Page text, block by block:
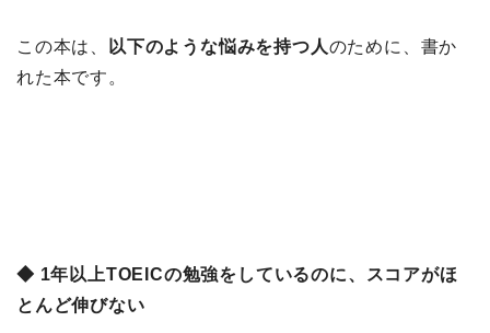
この本は、 以下のような悩みを持つ人のために、書か
れた本です。
◆ 1年以上TOEICの勉強をしているのに、スコアがほ
とんど伸びない